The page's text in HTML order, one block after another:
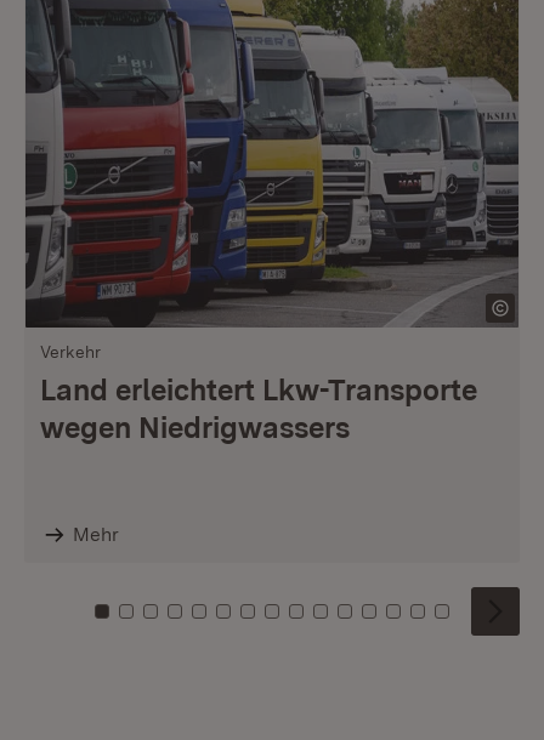
Verkehr
Land erleichtert Lkw-Transporte
wegen Niedrigwassers
Mehr
Zu Kachel: 0
Zu Kachel: 1
Zu Kachel: 2
Zu Kachel: 3
Zu Kachel: 4
Zu Kachel: 5
Zu Kachel: 6
Zu Kachel: 7
Zu Kachel: 8
Zu Kachel: 9
Zu Kachel: 10
Zu Kachel: 11
Zu Kachel: 12
Zu Kachel:
Zu